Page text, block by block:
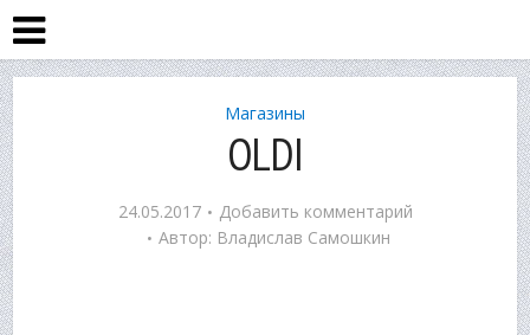
Магазины
OLDI
24.05.2017
Добавить комментарий
Автор: Владислав Самошкин